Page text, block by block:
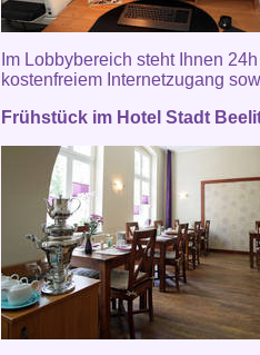
Im Lobbybereich steht Ihnen
kostenfreiem Internetzugang
Frühstück im Hotel Stadt